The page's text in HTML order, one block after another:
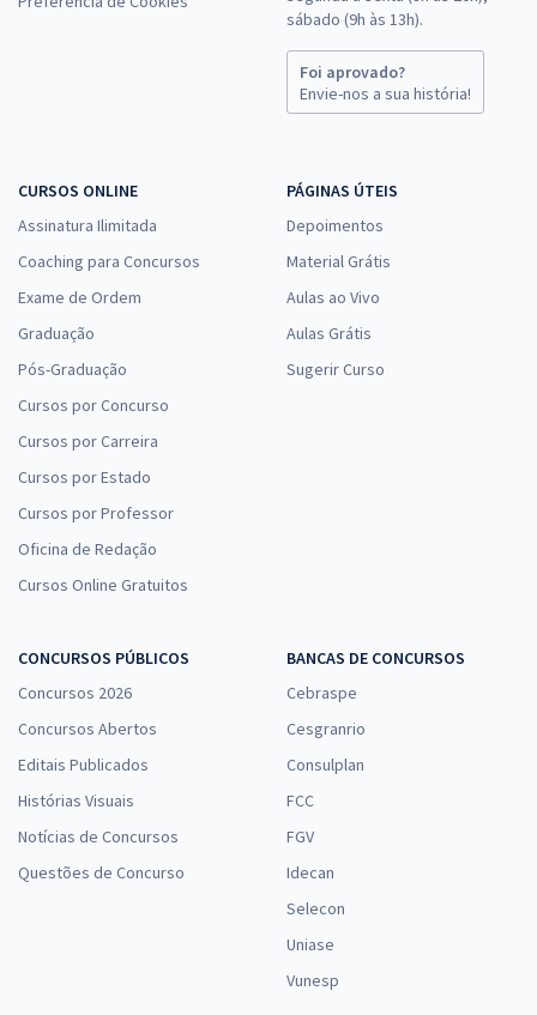
sábado (9h às 13h).
Foi aprovado?
Envie-nos a sua história!
CURSOS ONLINE
Assinatura Ilimitada
Coaching para Concursos
Exame de Ordem
Graduação
Pós-Graduação
Cursos por Concurso
Cursos por Carreira
Cursos por Estado
Cursos por Professor
Oficina de Redação
Cursos Online Gratuitos
PÁGINAS ÚTEIS
Depoimentos
Material Grátis
Aulas ao Vivo
Aulas Grátis
Sugerir Curso
CONCURSOS PÚBLICOS
Concursos 2026
Concursos Abertos
Editais Publicados
Histórias Visuais
Notícias de Concursos
Questões de Concurso
BANCAS DE CONCURSOS
Cebraspe
Cesgranrio
Consulplan
FCC
FGV
Idecan
Selecon
Uniase
Vunesp